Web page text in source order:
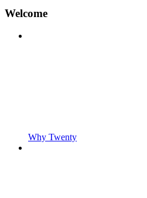
Welcome
Why Twenty